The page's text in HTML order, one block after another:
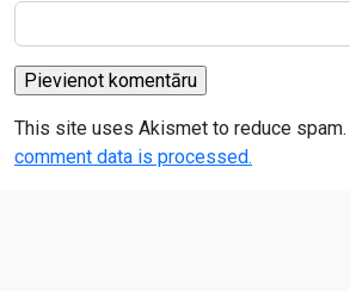
This site uses Akismet to reduce spam.
comment data is processed.